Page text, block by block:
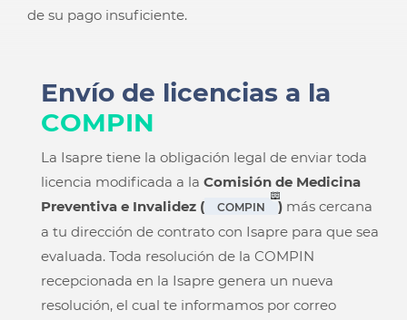
de su pago insuficiente.
Envío de licencias a la
COMPIN
La Isapre tiene la obligación legal de enviar toda
licencia modificada a la Comisión de Medicina
Preventiva e Invalidez (
COMPIN ) más cercana
a tu dirección de contrato con Isapre para que sea
evaluada. Toda resolución de la COMPIN
recepcionada en la Isapre genera un nueva
resolución, el cual te informamos por correo